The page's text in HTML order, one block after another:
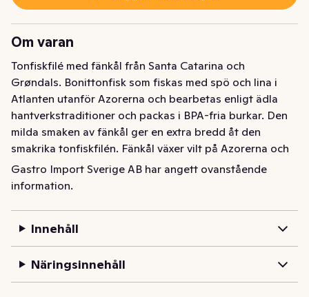
Om varan
Tonfiskfilé med fänkål från Santa Catarina och
Grøndals. Bonittonfisk som fiskas med spö och lina i
Atlanten utanför Azorerna och bearbetas enligt ädla
hantverkstraditioner och packas i BPA-fria burkar. Den
milda smaken av fänkål ger en extra bredd åt den
smakrika tonfiskfilén. Fänkål växer vilt på Azorerna och
används flitigt i köket och till fisk.
Tonfiskfilé med fänkål från Santa Catarina och
hantverkstraditioner och packas i BPA-fria burkar. Den
smakrika tonfiskfilén. Fänkål växer vilt på Azorerna och
används flitigt i köket och till fisk.
Gastro Import Sverige AB har angett ovanstående
information.
Innehåll
Näringsinnehåll